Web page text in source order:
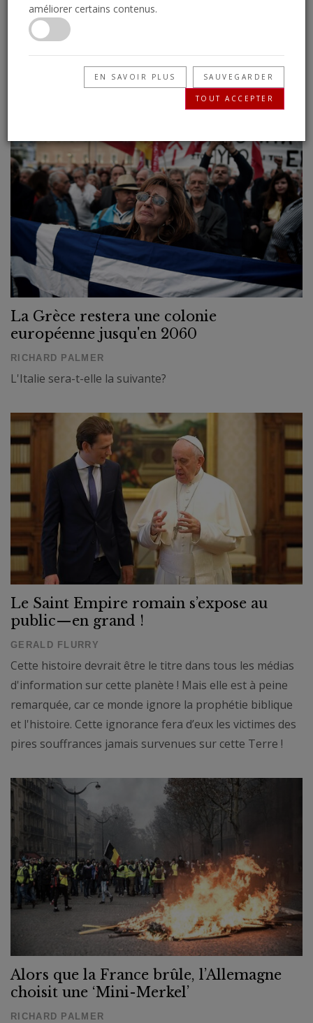
L'Allemagne signe un contrat de sous-
marin avec Israël
L'Allemagne continue d'approfondir sa « relation
spéciale » avec une nation militairement vulnérable.
La Grèce restera une colonie
européenne jusqu'en 2060
RICHARD PALMER
L'Italie sera-t-elle la suivante?
Le Saint Empire romain s’expose au
public—en grand !
GERALD FLURRY
Cette histoire devrait être le titre dans tous les médias
d'information sur cette planète ! Mais elle est à peine
remarquée, car ce monde ignore la prophétie biblique
et l'histoire. Cette ignorance fera d’eux les victimes des
pires souffrances jamais survenues sur cette Terre !
Alors que la France brûle, l’Allemagne
choisit une ‘Mini-Merkel’
RICHARD PALMER
améliorer certains contenus.
EN SAVOIR PLUS SAUVEGARDER
TOUT ACCEPTER